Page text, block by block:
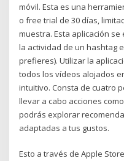
móvil. Esta es una
o free trial de 30 días,
muestra. Esta aplicación
la actividad de un hashtag
prefieres). Utilizar la
todos los vídeos alojados
intuitivo. Consta de cuatro
llevar a cabo acciones
podrás explorar
adaptadas a tus gustos.
Esto a través de Apple